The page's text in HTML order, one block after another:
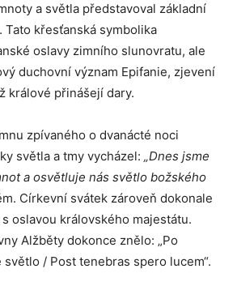
a světla představoval základní
Tato křesťanská symbolika
oslavy zimního slunovratu, ale
duchovní význam Epifanie, zjevení
králové přinášejí dary.
zpívaného o dvanácté noci
světla a tmy vycházel: „Dnes jsme
a osvětluje nás světlo božského
Církevní svátek zároveň dokonale
oslavou královského majestátu.
Alžběty dokonce znělo: „Po
/ Post tenebras spero lucem“.